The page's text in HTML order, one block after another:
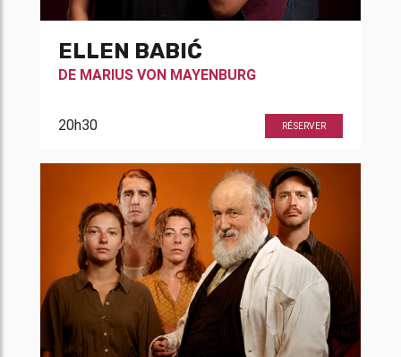
ELLEN BABIĆ
DE MARIUS VON MAYENBURG
20h30 RÉSERVER